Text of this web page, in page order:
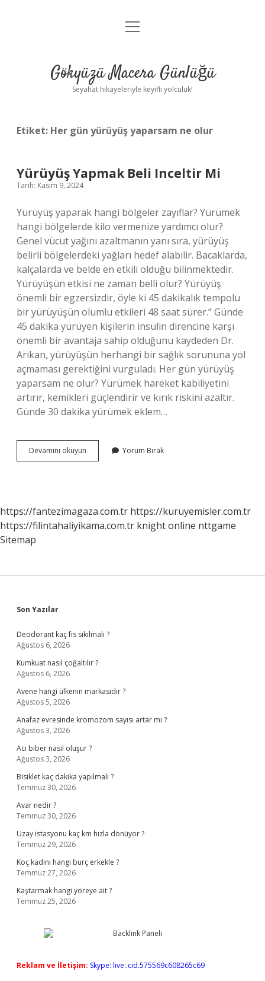
Anasayfa
Yasal Uyarı
menüyü
Gökyüzü Macera Günlüğü
Seyahat hikayeleriyle keyifli yolculuk!
Etiket: Her gün yürüyüş yaparsam ne olur
Yürüyüş Yapmak Beli Inceltir Mi
Tarih: Kasım 9, 2024
Yürüyüş yaparak hangi bölgeler zayıflar? Yürümek
hangi bölgelerde kilo vermenize yardımcı olur?
Genel vücut yağını azaltmanın yanı sıra, yürüyüş
belirli bölgelerdeki yağları hedef alabilir. Bacaklarda,
kalçalarda ve belde en etkili olduğu bilinmektedir.
Yürüyüşün etkisi ne zaman belli olur? Yürüyüş
önemli bir egzersizdir, öyle ki 45 dakikalık tempolu
bir yürüyüşün olumlu etkileri 48 saat sürer.” Günde
45 dakika yürüyen kişilerin insülin direncine karşı
önemli bir avantaja sahip olduğunu kaydeden Dr.
Arıkan, yürüyüşün herhangi bir sağlık sorununa yol
açmaması gerektiğini vurguladı. Her gün yürüyüş
yaparsam ne olur? Yürümek hareket kabiliyetini
artırır, kemikleri güçlendirir ve kırık riskini azaltır.
Günde 30 dakika yürümek eklem…
Devamını okuyun Yürüyüş
Yapmak
Yorum Bırak
https://fantezimagaza.com.tr https://kuruyemisler.com.tr
https://filintahaliyikama.com.tr knight online nttgame
Sitemap
Sidebar
Son Yazılar
Deodorant kaç fıs sıkılmalı ?
Ağustos 6, 2026
Kumkuat nasıl çoğaltılır ?
Ağustos 6, 2026
Avene hangi ülkenin markasıdır ?
Ağustos 5, 2026
Anafaz evresinde kromozom sayısı artar mı ?
Ağustos 3, 2026
Acı biber nasıl oluşur ?
Ağustos 3, 2026
Bisiklet kaç dakika yapılmalı ?
Temmuz 30, 2026
Avar nedir ?
Temmuz 30, 2026
Uzay istasyonu kaç km hızla dönüyor ?
Temmuz 29, 2026
Koç kadını hangi burç erkekle ?
Temmuz 27, 2026
Kaştarmak hangi yöreye ait ?
Temmuz 25, 2026
Reklam ve İletişim: Skype: live:.cid.575569c608265c69